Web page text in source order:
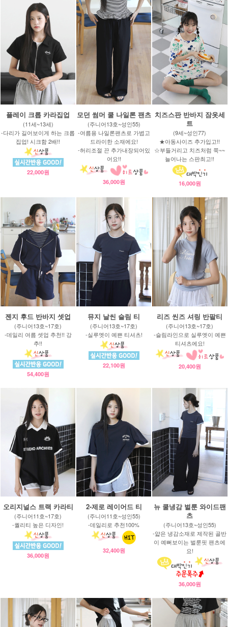
플레이 크롭 카라집업
(11세~13세)
-다리가 길어보이게 하는 크롭
집업! 시크함 2배!!
22,000원
모던 썸머 쿨 나일론 팬츠
(주니어13호~성인55)
-여름용 나일론팬츠로 가볍고
드라이한 소재에요!
-허리조절 끈 추가내장되어있
어요!!
36,000원
치즈스판 반바지 잠옷세
트
(9세~성인77)
★아동사이즈 추가입고!!
☆부들거리고 치즈처럼 쭉~~
늘어나는 스판최고!!
16,000원
젠지 후드 반바지 셋업
(주니어13호~17호)
-데일리 여름 셋업 추천!! 강
추!!
54,400원
뮤지 날씬 슬림 티
(주니어13호~17호)
-실루엣이 예쁜 티셔츠!
22,100원
리즈 씬즈 셔링 반팔티
(주니어13호~17호)
-슬림라인으로 실루엣이 예쁜
티셔츠에요!
20,400원
오리지널스 트랙 카라티
(주니어11호~17호)
-퀄리티 높은 디자인!
36,000원
2-제로 레이어드 티
(주니어11호~성인55)
-데일리로 추천100%
32,400원
뉴 쿨냉감 벌룬 와이드팬
츠
(주니어13호~성인55)
-얇은 냉감소재로 제작된 골반
이 예뻐보이는 벌룬핏 팬츠에
요!
36,000원